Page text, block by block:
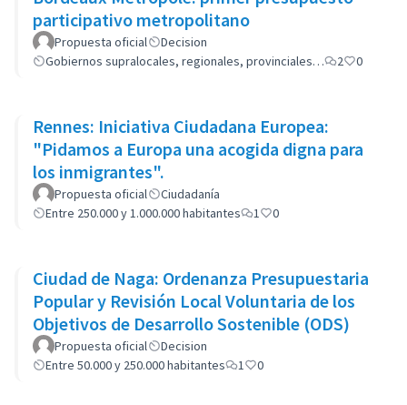
participativo metropolitano
Propuesta oficial
Decision
Gobiernos supralocales, regionales, provinciales…
2 0
Rennes: Iniciativa Ciudadana Europea:
"Pidamos a Europa una acogida digna para
los inmigrantes".
Propuesta oficial
Ciudadanía
Entre 250.000 y 1.000.000 habitantes
1 0
Ciudad de Naga: Ordenanza Presupuestaria
Popular y Revisión Local Voluntaria de los
Objetivos de Desarrollo Sostenible (ODS)
Propuesta oficial
Decision
Entre 50.000 y 250.000 habitantes
1 0